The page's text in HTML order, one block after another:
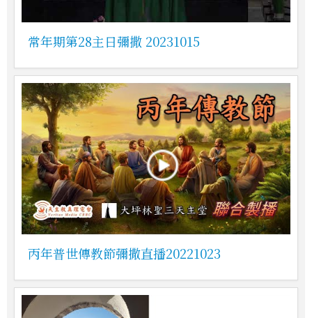
常年期第28主日彌撒 20231015
丙年普世傳教節彌撒直播20221023